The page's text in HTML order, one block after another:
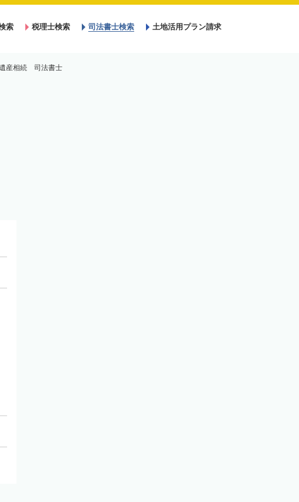
索 税理士検索 司法書士検索 土地活用プラン請求
産相続 司法書士